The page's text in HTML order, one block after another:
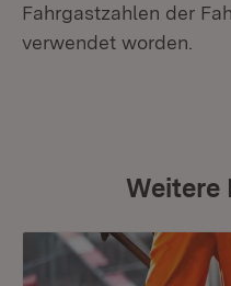
Fahrgastzahlen der
verwendet worden.
Weitere